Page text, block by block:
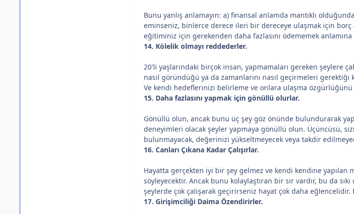
Bunu yanlış anlamayın: a) finansal anlamda mantıklı
eminseniz, binlerce derece ileri bir dereceye ulaşmak için
eğitiminiz için gerekenden daha fazlasını ödememek anlamına
14. Kölelik olmayı reddederler.
20'li yaşlarındaki birçok insan, yapmamaları gereken şeylere
nasıl göründüğü ya da zamanlarını nasıl geçirmeleri
Ve kendi hedeflerinizi belirleme ve onlara ulaşma özgürlüğünü
15. Daha fazlasını yapmak için gönüllü olurlar.
Gönüllü olun, ancak bunu üç şey göz önünde bulundurarak
deneyimleri olacak şeyler yapmaya gönüllü olun. Üçüncüsü,
bulunmayacak, değerinizi yükseltmeyecek veya takdir
16. Canları Çıkana Kadar Çalışırlar.
Hayatta gerçekten iyi bir şey gelmez ve kendi kendine yapılan
söyleyecektir. Ancak bunu kolaylaştıran bir sır vardır, bu da
şeylerde çok çalışarak geçirirseniz hayat çok daha eğlencelidir.
17. Girişimciliği Daima Özendirirler.